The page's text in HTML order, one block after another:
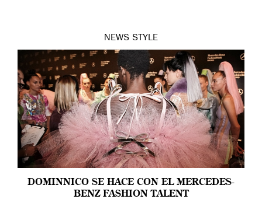
NEWS STYLE
DOMINNICO SE HACE CON EL MERCEDES-
BENZ FASHION TALENT